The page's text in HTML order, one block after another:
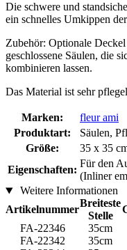
Die schwere und
ein schnelles Umkippen
Zubehör: Optionale
geschlossene Säulen, die
kombinieren lassen.
Das Material ist sehr
Marken:
fleur ami
Produktart:
Säulen,
Größe:
35 x 35
Eigenschaften:
Für den
(Inliner
Weitere Informationen
Artikelnummer
Breiteste
Stelle
FA-22346
35cm
FA-22342
35cm